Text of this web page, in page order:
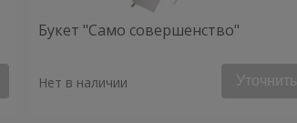
Букет "Само совершенство"
Нет в наличии Уточнить